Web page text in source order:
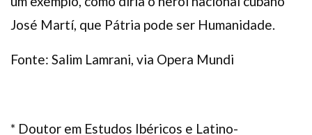
José Martí, que Pátria pode ser Humanidade.
Fonte: Salim Lamrani, via Opera Mundi
* Doutor em Estudos Ibéricos e Latino-